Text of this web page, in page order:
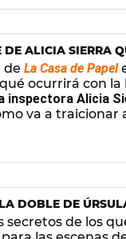
ALICIA SIERRA
de La Casa de Papel
ocurrirá con
inspectora Alicia
va a traicionar
DOBLE DE
secretos de los